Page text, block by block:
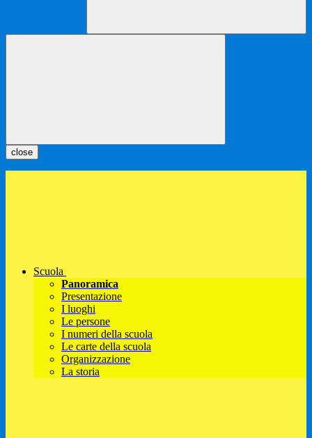
close
Scuola
Panoramica
Presentazione
I luoghi
Le persone
I numeri della scuola
Le carte della scuola
Organizzazione
La storia